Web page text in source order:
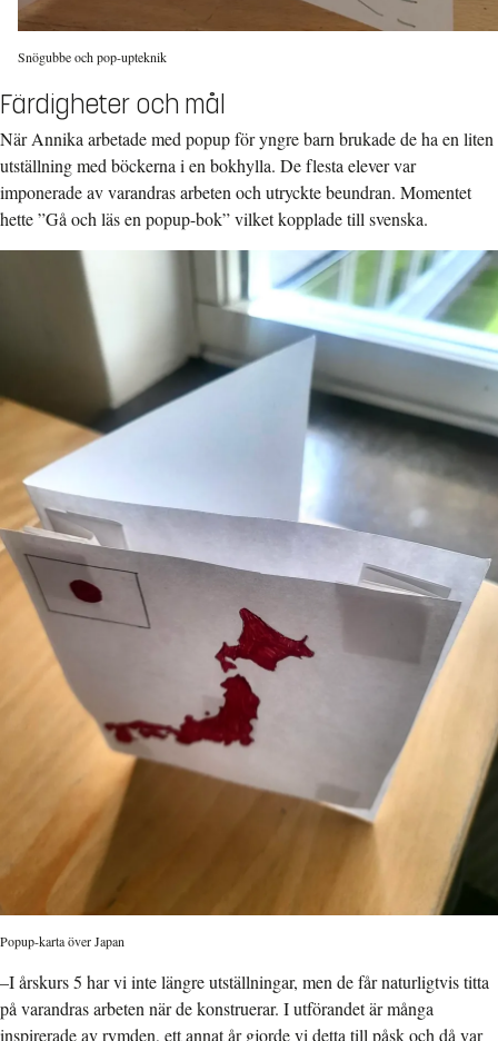
Snögubbe och pop-upteknik
Färdigheter och mål
När Annika arbetade med popup för yngre barn brukade de ha en liten
utställning med böckerna i en bokhylla. De flesta elever var
imponerade av varandras arbeten och utryckte beundran. Momentet
hette ”Gå och läs en popup-bok” vilket kopplade till svenska.
Popup-karta över Japan
–I årskurs 5 har vi inte längre utställningar, men de får naturligtvis titta
på varandras arbeten när de konstruerar. I utförandet är många
inspirerade av rymden, ett annat år gjorde vi detta till påsk och då var